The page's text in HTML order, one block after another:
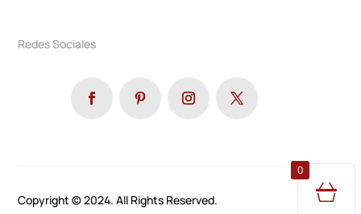
Redes Sociales
Copyright © 2024. All Rights Reserved.
0